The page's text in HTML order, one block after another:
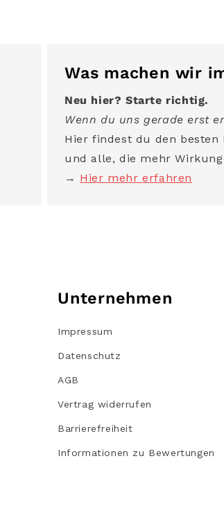
Was machen wir
Neu hier? Starte richtig.
Wenn du uns gerade erst
Hier findest du den
und alle, die mehr
→ Hier mehr erfahren
Unternehmen
Impressum
Datenschutz
AGB
Vertrag widerrufen
Barrierefreiheit
Informationen zu Bewertungen